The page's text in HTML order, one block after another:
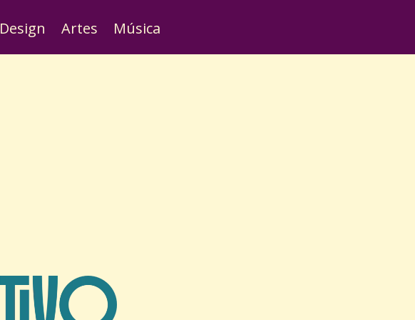
Design Artes Música